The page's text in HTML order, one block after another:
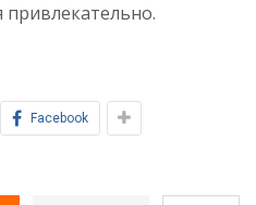
привлекательно.
Facebook